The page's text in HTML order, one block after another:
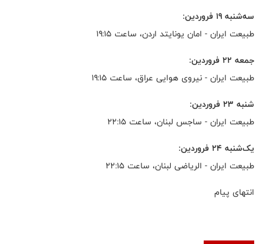
سه‌شنبه ۱۹ فروردین:
طبیعت ایران - امان یونایتد اردن، ساعت ۱۹:۱۵
جمعه ۲۲ فروردین:
طبیعت ایران - نیروی هوایی عراق، ساعت ۱۹:۱۵
شنبه ۲۳ فروردین:
طبیعت ایران - ساجس لبنان، ساعت ۲۲:۱۵
یک‌شنبه ۲۴ فروردین:
طبیعت ایران - الریاضی لبنان، ساعت ۲۲:۱۵
انتهای پیام